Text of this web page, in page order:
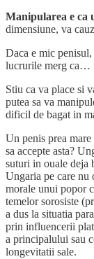
Manipularea e ca
dimensiune, va
Daca e mic
lucrurile merg ca…
Stiu ca va place si
putea sa va
dificil de bagat in
Un penis prea
sa accepte asta?
suturi in ouale deja
Ungaria pe care nu
morale unui popor
temelor sorosiste
a dus la situatia
prin influencerii
a principalului sau
longevitatii sale.